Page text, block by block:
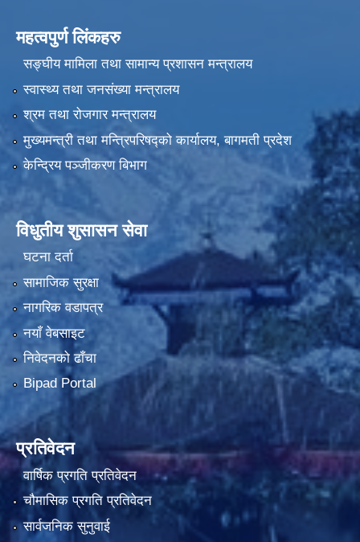
महत्वपुर्ण लिंकहरु
सङ्घीय मामिला तथा सामान्य प्रशासन मन्त्रालय
स्वास्थ्य तथा जनसंख्या मन्त्रालय
श्रम तथा रोजगार मन्त्रालय
मुख्यमन्त्री तथा मन्त्रिपरिषद्को कार्यालय, बागमती प्रदेश
केन्द्रिय पञ्जीकरण बिभाग
विधुतीय शुसासन सेवा
घटना दर्ता
सामाजिक सुरक्षा
नागरिक वडापत्र
नयाँ वेबसाइट
निवेदनको ढाँचा
Bipad Portal
प्रतिवेदन
वार्षिक प्रगति प्रतिवेदन
चौमासिक प्रगति प्रतिवेदन
सार्वजनिक सुनुवाई